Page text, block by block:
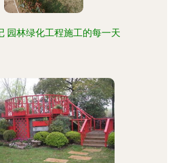
园林绿化工程施工的每一天